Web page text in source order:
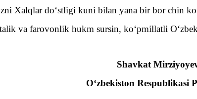
Xalqlar do‘stligi kuni bilan yana bir bor chin
va farovonlik hukm sursin, ko‘pmillatli
Shavkat
O‘zbekiston Respublikasi